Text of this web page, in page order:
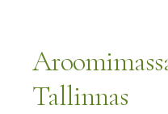
Tallinnas